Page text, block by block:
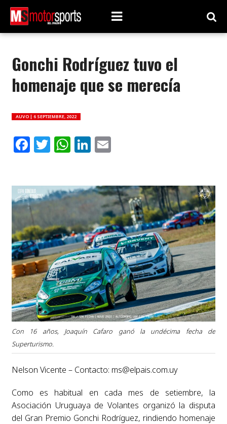
Gonchi Rodríguez tuvo el
homenaje que se merecía
AUVO | 6 SEPTIEMBRE, 2022
Facebook
Twitter
WhatsApp
LinkedIn
Email
Con 16 años, Joaquín Cafaro ganó la undécima fecha de
Superturismo.
Nelson Vicente – Contacto: ms@elpais.com.uy
Como es habitual en cada mes de setiembre, la
Asociación Uruguaya de Volantes organizó la disputa
del Gran Premio Gonchi Rodríguez, rindiendo homenaje